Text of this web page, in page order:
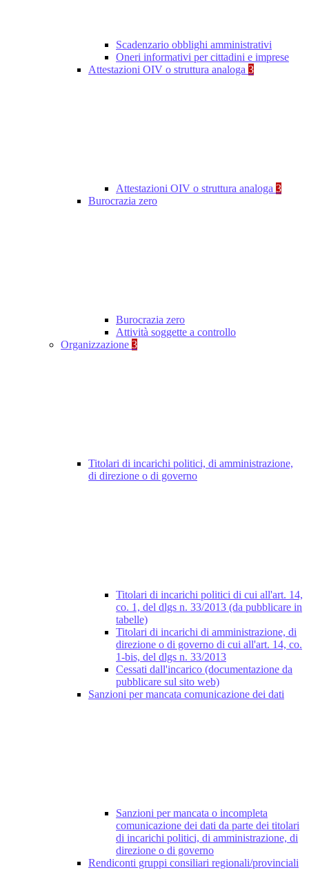
Scadenzario obblighi amministrativi
Oneri informativi per cittadini e imprese
Attestazioni OIV o struttura analoga 3
Attestazioni OIV o struttura analoga 3
Burocrazia zero
Burocrazia zero
Attività soggette a controllo
Organizzazione 3
Titolari di incarichi politici, di amministrazione,
di direzione o di governo
Titolari di incarichi politici di cui all'art. 14,
co. 1, del dlgs n. 33/2013 (da pubblicare in
tabelle)
Titolari di incarichi di amministrazione, di
direzione o di governo di cui all'art. 14, co.
1-bis, del dlgs n. 33/2013
Cessati dall'incarico (documentazione da
pubblicare sul sito web)
Sanzioni per mancata comunicazione dei dati
Sanzioni per mancata o incompleta
comunicazione dei dati da parte dei titolari
di incarichi politici, di amministrazione, di
direzione o di governo
Rendiconti gruppi consiliari regionali/provinciali